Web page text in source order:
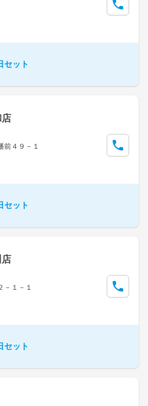
セット
店
前４９－１
セット
店
－１－１
セット